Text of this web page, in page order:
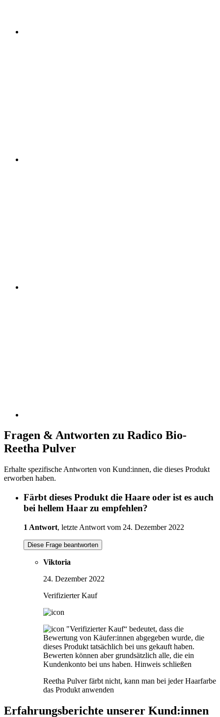
Fragen & Antworten zu Radico Bio-
Reetha Pulver
Erhalte spezifische Antworten von Kund:innen, die dieses Produkt
erworben haben.
Färbt dieses Produkt die Haare oder ist es auch
bei hellem Haar zu empfehlen?
1 Antwort, letzte Antwort vom 24. Dezember 2022
Diese Frage beantworten
Viktoria
24. Dezember 2022
Verifizierter Kauf
"Verifizierter Kauf“ bedeutet, dass die
Bewertung von Käufer:innen abgegeben wurde, die
dieses Produkt tatsächlich bei uns gekauft haben.
Bewerten können aber grundsätzlich alle, die ein
Kundenkonto bei uns haben. Hinweis schließen
Reetha Pulver färbt nicht, kann man bei jeder Haarfarbe
das Produkt anwenden
Erfahrungsberichte unserer Kund:innen